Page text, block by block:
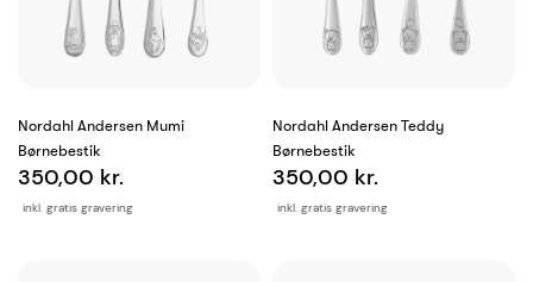
Nordahl Andersen Mumi
Børnebestik
inkl. gratis gravering
350,00 kr.
Nordahl Andersen Teddy
Børnebestik
inkl. gratis gravering
350,00 kr.